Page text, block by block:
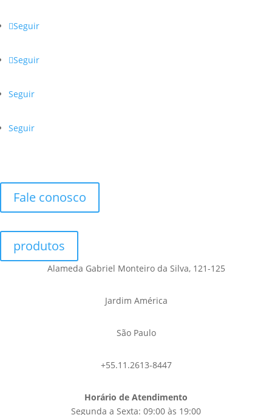
Seguir
Seguir
Seguir
Seguir
Fale conosco
produtos
Alameda Gabriel Monteiro da Silva, 121-125
Jardim América
São Paulo
+55.11.2613-8447
Horário de Atendimento
Segunda a Sexta: 09:00 às 19:00